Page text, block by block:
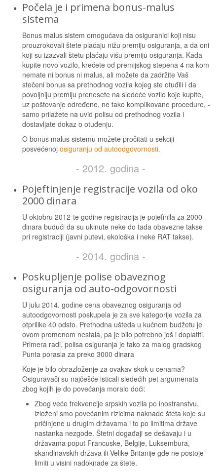
Počela je i primena bonus-malus
sistema
Bonus malus sistem omogućava da osiguranici koji nisu
prouzrokovali štete plaćaju nižu premiju osiguranja, a da oni
koji su izazvali štetu plaćaju višu premiju osiguranja. Kada
kupite novo vozilo, krećete od premijskog stepena 4 na kom
nemate ni bonus ni malus, ali možete da zadržite Vaš
stečeni bonus sa prethodnog vozila kojeg ste otuđili i da
povoljniju premiju prenesete na sledeće vozilo koje kupite,
uz poštovanje određene, ne tako komplikovane procedure, -
samo prilažete na uvid polisu od prethodnog vozila i
dostavljate dokaz o otuđenju.
O bonus malus sistemu možete pročitati u sekciji
posvećenoj osiguranju od autoodgovornosti.
- 2012. godina -
Pojeftinjenje registracije vozila od oko
2000 dinara
U oktobru 2012-te godine registracija je pojefinila za 2000
dinara budući da su ukinute neke do tada obavezne takse
pri registraciji (javni putevi, ekološka i neke RAT takse).
- 2014. godina -
Poskupljenje polise obaveznog
osiguranja od auto-odgovornosti
U julu 2014. godine cena obaveznog osiguranja od
autoodgovornosti poskupela je za sve kategorije vozila za
otprilike 40 odsto. Prethodna ušteda u kućnom budžetu je
ovom promenom nestala, pa je bilo potrebno još i doplatiti.
Primera radi, polisa osiguranja je tako za malog gradskog
Punta porasla za preko 3000 dinara
Koje je bilo obrazloženje za ovakav skok u cenama?
Osiguravači su najčešće isticali sledećih pet argumenata
zbog kojih je do povećanja moralo doći:
Zbog veće frekvencije srpskih vozila po inostranstvu,
izloženi smo povećanim rizicima naknade šteta koje su
pričinjene u drugim državama i to po limitima države
nastanka nezgode. Štetni događaji se dešavaju i u
državama poput Francuske, Belgije, Luksembura,
skandinavskih država ili Velike Britanije gde ne postoje
limiti u visini nadoknade za štete.